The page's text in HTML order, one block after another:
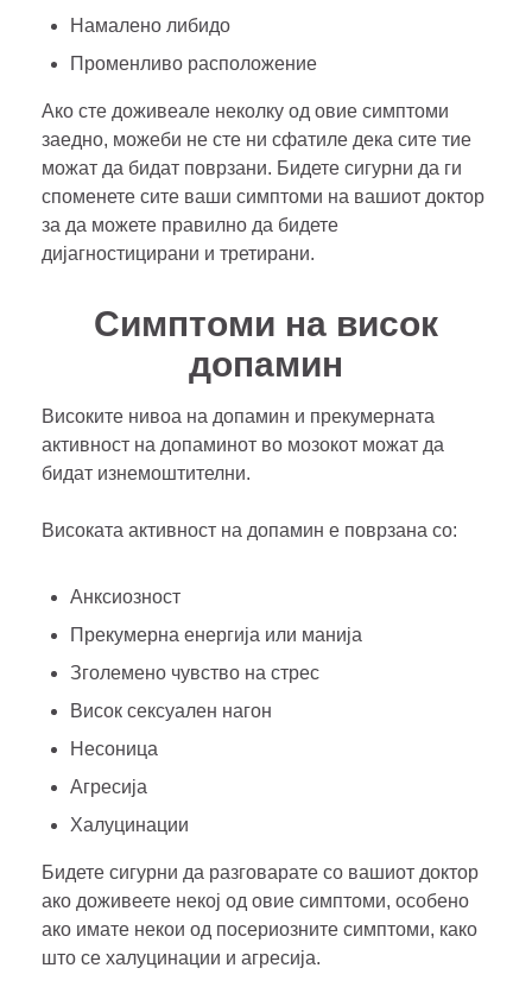
Намалено либидо
Променливо расположение
Ако сте доживеале неколку од овие симптоми
заедно, можеби не сте ни сфатиле дека сите тие
можат да бидат поврзани. Бидете сигурни да ги
споменете сите ваши симптоми на вашиот доктор
за да можете правилно да бидете
дијагностицирани и третирани.
Симптоми на висок
допамин
Високите нивоа на допамин и прекумерната
активност на допаминот во мозокот можат да
бидат изнемоштителни.
Високата активност на допамин е поврзана со:
Анксиозност
Прекумерна енергија или манија
Зголемено чувство на стрес
Висок сексуален нагон
Несоница
Агресија
Халуцинации
Бидете сигурни да разговарате со вашиот доктор
ако доживеете некој од овие симптоми, особено
ако имате некои од посериозните симптоми, како
што се халуцинации и агресија.